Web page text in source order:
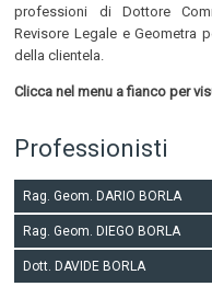
professioni di Dottore
Revisore Legale e Geometra
della clientela.
Clicca nel menu a fianco per
Professionisti
Rag. Geom. DARIO BORLA
Rag. Geom. DIEGO BORLA
Dott. DAVIDE BORLA